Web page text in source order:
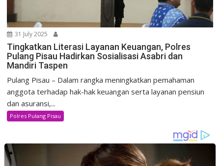
31 July 2025
Tingkatkan Literasi Layanan Keuangan, Polres
Pulang Pisau Hadirkan Sosialisasi Asabri dan
Mandiri Taspen
Pulang Pisau – Dalam rangka meningkatkan pemahaman
anggota terhadap hak-hak keuangan serta layanan pensiun
dan asuransi,...
Polres Pulang Pisau